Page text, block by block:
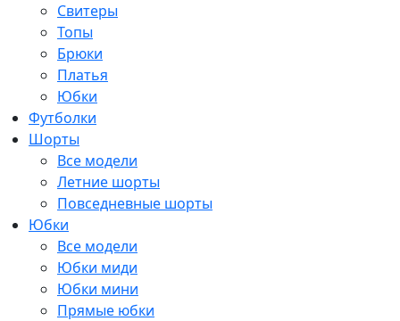
Свитеры
Топы
Брюки
Платья
Юбки
Футболки
Шорты
Все модели
Летние шорты
Повседневные шорты
Юбки
Все модели
Юбки миди
Юбки мини
Прямые юбки